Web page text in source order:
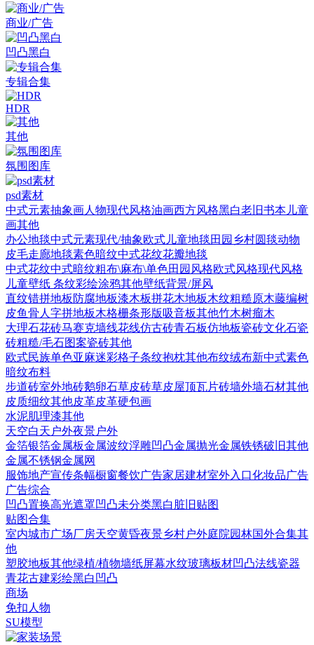
商业/广告
凹凸黑白
专辑合集
HDR
其他
氛围图库
psd素材
中式元素抽象画人物现代风格油画西方风格黑白老旧书本 儿童
画其他
办公地毯中式元素现代/抽象欧式 儿童地毯 田园乡村圆毯动物
皮毛走廊地毯素色暗纹中式花纹花瓣地毯
中式花纹中式暗纹粗布\麻布\单色田园风格欧式风格现代风格
儿童壁纸 条纹彩绘涂鸦其他壁纸背景/屏风
直纹错拼地板 防腐地板漆木板拼花木地板木纹粗糙原木藤编树
皮鱼骨人字拼地板木格栅条形版吸音板其他竹木树瘤木
大理石花砖马赛克墙线花线仿古砖青石板仿地板瓷砖文化石瓷
砖粗糙/毛石图案瓷砖其他
欧式民族单色亚麻迷彩格子条纹抱枕其他布纹绒布新中式素色
暗纹布料
步道砖室外地砖鹅卵石草皮砖草皮屋顶瓦片砖墙外墙石材其他
皮质细纹其他皮革皮革硬包画
水泥肌理漆其他
天空白天户外夜景户外
金箔银箔金属板金属波纹浮雕凹凸金属抛光金属铁锈破旧其他
金属不锈钢金属网
服饰地产宣传条幅橱窗餐饮广告家居建材室外入口化妆品广告
广告综合
凹凸置换高光遮罩凹凸未分类黑白脏旧贴图
贴图合集
室内城市广场厂房天空黄昏夜景乡村户外庭院园林国外合集其
他
塑胶地板其他绿植/植物墙纸屏幕水纹玻璃板材凹凸法线瓷器
青花古建彩绘黑白凹凸
商场
免扣人物
SU模型